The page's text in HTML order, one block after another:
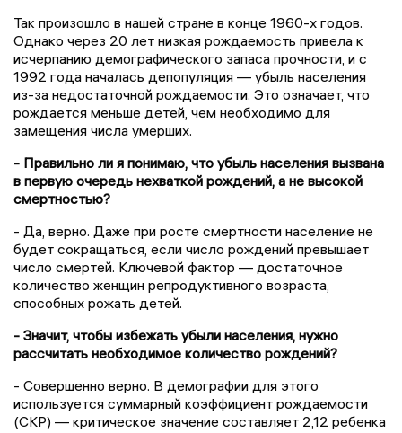
Так произошло в нашей стране в конце 1960-х годов.
Однако через 20 лет низкая рождаемость привела к
исчерпанию демографического запаса прочности, и с
1992 года началась депопуляция — убыль населения
из-за недостаточной рождаемости. Это означает, что
рождается меньше детей, чем необходимо для
замещения числа умерших.
- Правильно ли я понимаю, что убыль населения вызвана
в первую очередь нехваткой рождений, а не высокой
смертностью?
- Да, верно. Даже при росте смертности население не
будет сокращаться, если число рождений превышает
число смертей. Ключевой фактор — достаточное
количество женщин репродуктивного возраста,
способных рожать детей.
- Значит, чтобы избежать убыли населения, нужно
рассчитать необходимое количество рождений?
- Совершенно верно. В демографии для этого
используется суммарный коэффициент рождаемости
(СКР) — критическое значение составляет 2,12 ребенка